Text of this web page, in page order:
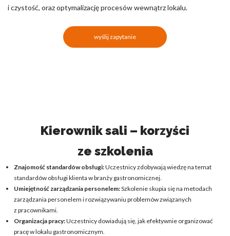
i czystość, oraz optymalizację procesów wewnątrz lokalu.
wyślij zapytanie
Kierownik sali – korzyści
ze szkolenia
Znajomość standardów obsługi:Uczestnicy zdobywają wiedzę na temat
standardów obsługi klienta w branży gastronomicznej.
Umiejętność zarządzania personelem:Szkolenie skupia się na metodach
zarządzania personelem i rozwiązywaniu problemów związanych
z pracownikami.
Organizacja pracy:Uczestnicy dowiadują się, jak efektywnie organizować
pracę w lokalu gastronomicznym.